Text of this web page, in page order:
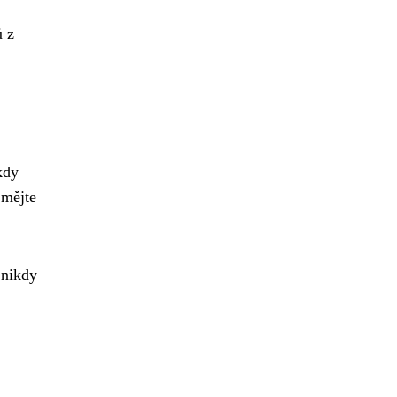
z